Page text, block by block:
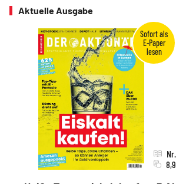
Aktuelle Ausgabe